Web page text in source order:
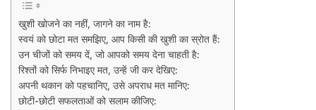
खुशी खोजने का नहीं, जागने का नाम है:
स्वयं को छोटा मत समझिए, आप किसी की खुशी का स्रोत हैं:
उन चीजों को समय दें, जो आपको समय देना चाहती है:
रिश्तों को सिर्फ निभाइए मत, उन्हें जी कर देखिए:
अपनी थकान को पहचानिए, उसे अपराध मत मानिए:
छोटी-छोटी सफलताओं को सलाम कीजिए: